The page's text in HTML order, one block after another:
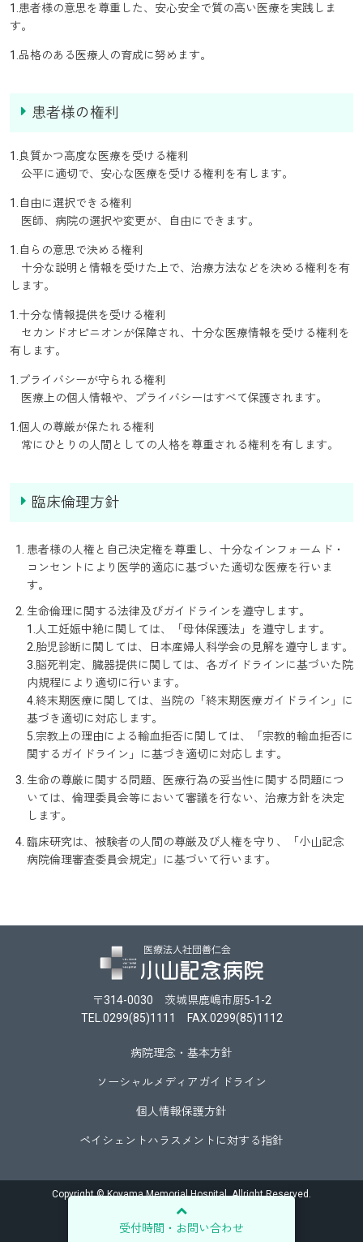
1.患者様の意思を尊重した、安心安全で質の高い医療を実践しま
す。
1.品格のある医療人の育成に努めます。
患者様の権利
1.良質かつ高度な医療を受ける権利
公平に適切で、安心な医療を受ける権利を有します。
1.自由に選択できる権利
医師、病院の選択や変更が、自由にできます。
1.自らの意思で決める権利
十分な説明と情報を受けた上で、治療方法などを決める権利を有
します。
1.十分な情報提供を受ける権利
セカンドオピニオンが保障され、十分な医療情報を受ける権利を
有します。
1.プライバシーが守られる権利
医療上の個人情報や、プライバシーはすべて保護されます。
1.個人の尊厳が保たれる権利
常にひとりの人間としての人格を尊重される権利を有します。
臨床倫理方針
患者様の人権と自己決定権を尊重し、十分なインフォームド・
コンセントにより医学的適応に基づいた適切な医療を行いま
す。
生命倫理に関する法律及びガイドラインを遵守します。
1.人工妊娠中絶に関しては、「母体保護法」を遵守します。
2.胎児診断に関しては、日本産婦人科学会の見解を遵守します。
3.脳死判定、臓器提供に関しては、各ガイドラインに基づいた院
内規程により適切に行います。
4.終末期医療に関しては、当院の「終末期医療ガイドライン」に
基づき適切に対応します。
5.宗教上の理由による輸血拒否に関しては、「宗教的輸血拒否に
関するガイドライン」に基づき適切に対応します。
生命の尊厳に関する問題、医療行為の妥当性に関する問題につ
いては、倫理委員会等において審議を行ない、治療方針を決定
します。
臨床研究は、被験者の人間の尊厳及び人権を守り、「小山記念
病院倫理審査委員会規定」に基づいて行います。
受付時間・お問い合わせ
〒314-0030 茨城県鹿嶋市厨5-1-2
TEL.0299(85)1111 FAX.0299(85)1112
病院理念・基本方針
ソーシャルメディアガイドライン
個人情報保護方針
ペイシェントハラスメントに対する指針
Copyright © Koyama Memorial Hospital. Allright Reserved.